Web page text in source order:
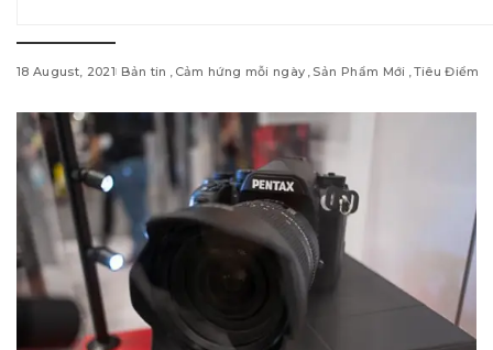
18 August, 2021 Bản tin Cảm hứng mỗi ngày Sản Phẩm Mới Tiêu Điểm